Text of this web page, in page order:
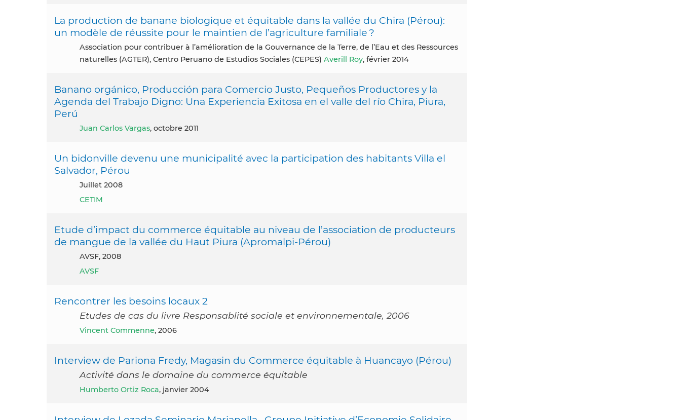
La production de banane biologique et équitable dans la vallée du Chira (Pérou):
un modèle de réussite pour le maintien de l’agriculture familiale ?
Association pour contribuer à l’amélioration de la Gouvernance de la Terre, de l’Eau et des Ressources
naturelles (AGTER), Centro Peruano de Estudios Sociales (CEPES) Averill Roy, février 2014
Banano orgánico, Producción para Comercio Justo, Pequeños Productores y la
Agenda del Trabajo Digno: Una Experiencia Exitosa en el valle del río Chira, Piura,
Perú
Juan Carlos Vargas, octobre 2011
Un bidonville devenu une municipalité avec la participation des habitants Villa el
Salvador, Pérou
juillet 2008
CETIM
Etude d’impact du commerce équitable au niveau de l’association de producteurs
de mangue de la vallée du Haut Piura (Apromalpi-Pérou)
AVSF, 2008
AVSF
Rencontrer les besoins locaux 2
Etudes de cas du livre Responsablité sociale et environnementale, 2006
Vincent Commenne, 2006
Interview de Pariona Fredy, Magasin du Commerce équitable à Huancayo (Pérou)
Activité dans le domaine du commerce équitable
Humberto Ortiz Roca, janvier 2004